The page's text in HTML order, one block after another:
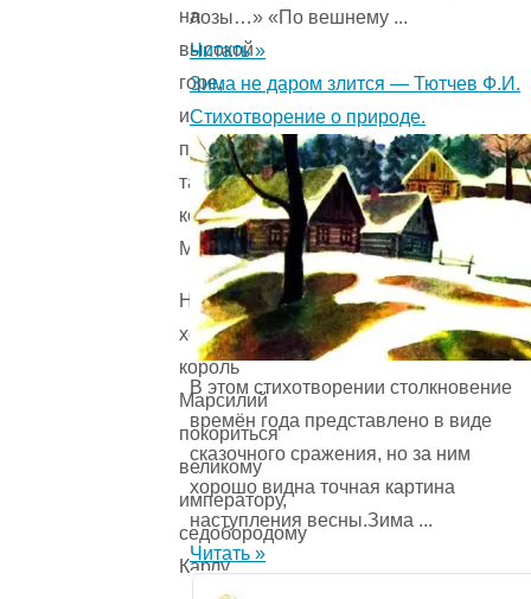
на
высокой
горе,
и
правит
там
король
Марсилий.
Не
хочет
король
Марсилий
покориться
великому
императору,
седобородому
Карлу.
лозы…» «По вешнему ...
Читать »
Зима не даром злится — Тютчев Ф.И.
Стихотворение о природе.
В этом стихотворении столкновение
времён года представ­лено в виде
сказочного сражения, но за ним
хорошо видна точная картина
наступления весны.Зима ...
Читать »